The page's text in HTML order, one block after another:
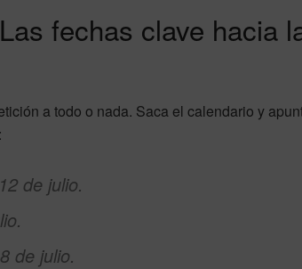
Las fechas clave hacia
a todo o nada. Saca el calendario y
de julio.
de julio.